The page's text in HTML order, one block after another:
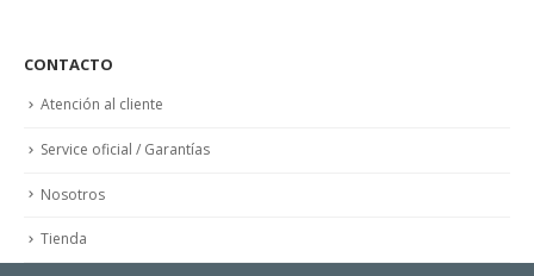
CONTACTO
Atención al cliente
Service oficial / Garantías
Nosotros
Tienda